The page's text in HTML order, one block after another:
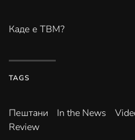
Каде е ТВМ?
TAGS
Пештани In the News
Review